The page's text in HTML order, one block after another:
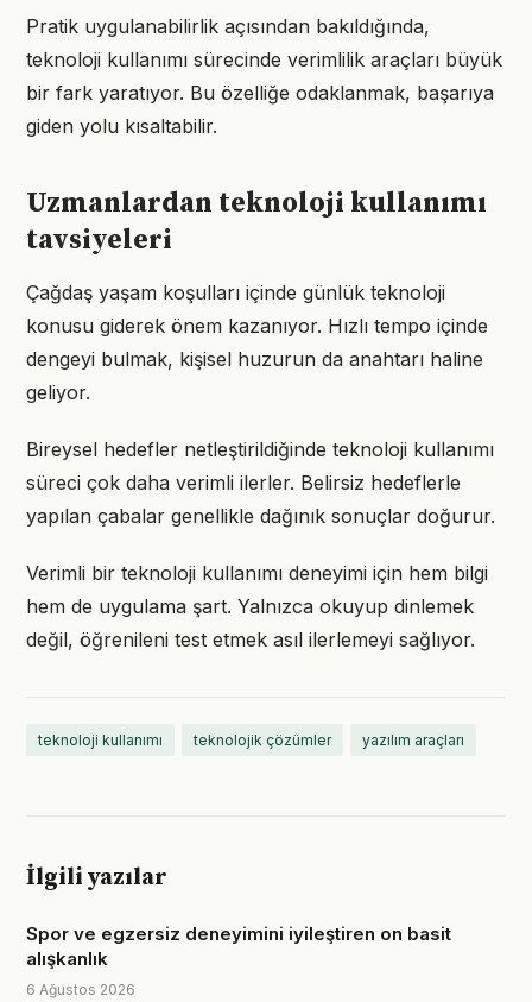
Pratik uygulanabilirlik açısından bakıldığında,
teknoloji kullanımı sürecinde verimlilik araçları büyük
bir fark yaratıyor. Bu özelliğe odaklanmak, başarıya
giden yolu kısaltabilir.
Uzmanlardan teknoloji kullanımı
tavsiyeleri
Çağdaş yaşam koşulları içinde günlük teknoloji
konusu giderek önem kazanıyor. Hızlı tempo içinde
dengeyi bulmak, kişisel huzurun da anahtarı haline
geliyor.
Bireysel hedefler netleştirildiğinde teknoloji kullanımı
süreci çok daha verimli ilerler. Belirsiz hedeflerle
yapılan çabalar genellikle dağınık sonuçlar doğurur.
Verimli bir teknoloji kullanımı deneyimi için hem bilgi
hem de uygulama şart. Yalnızca okuyup dinlemek
değil, öğrenileni test etmek asıl ilerlemeyi sağlıyor.
teknoloji kullanımı teknolojik çözümler yazılım araçları
İlgili yazılar
Spor ve egzersiz deneyimini iyileştiren on basit
alışkanlık
6 Ağustos 2026